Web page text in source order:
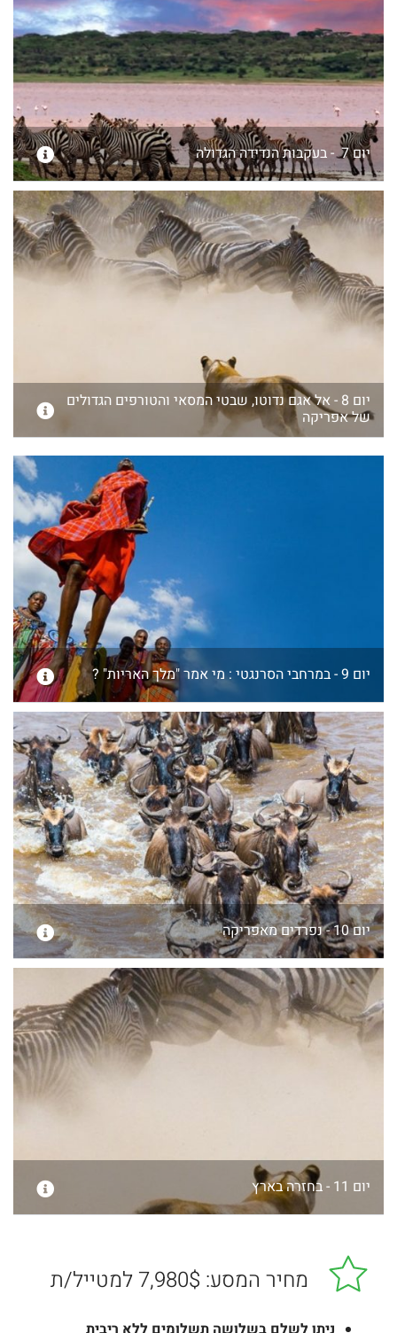
יום 7 - בעקבות הנדידה הגדולה
יום 8 - אל אגם נדוטו, שבטי המסאי והטורפים הגדולים
של אפריקה
יום 9 - במרחבי הסרנגטי : מי אמר "מלך האריות" ?
יום 10 - נפרדים מאפריקה
יום 11 - בחזרה בארץ
מחיר המסע: 7,980$ למטייל/ת